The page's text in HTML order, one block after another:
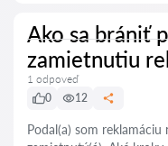
Ako sa brániť
zamietnutiu
1 odpoveď
0
12
Podal(a) som